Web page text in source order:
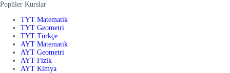
Popüler Kurslar
TYT Matematik
TYT Geometri
TYT Türkçe
AYT Matematik
AYT Geometri
AYT Fizik
AYT Kimya